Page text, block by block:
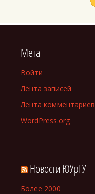
Мета
Войти
Лента записей
Лента комментариев
WordPress.org
Новости ЮУрГУ
Более 2000